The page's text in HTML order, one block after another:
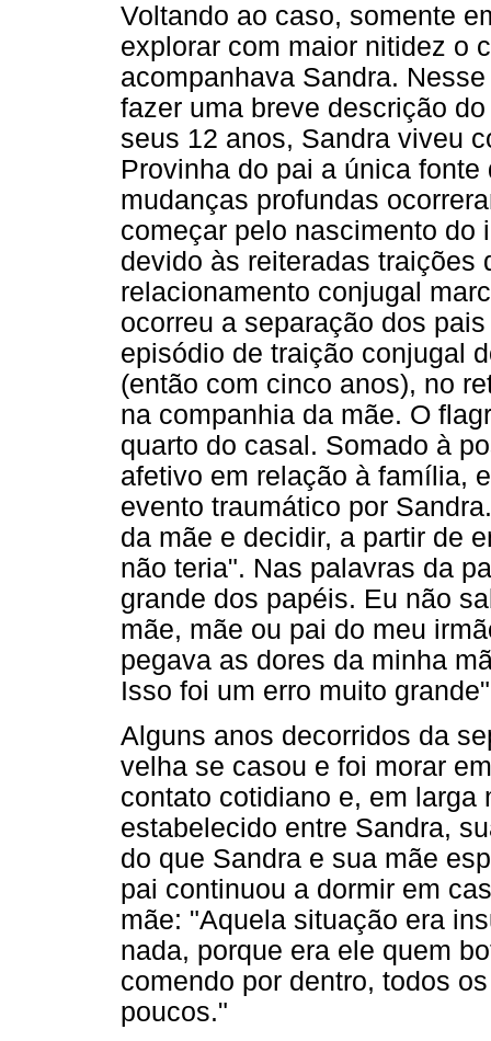
Voltando ao caso, somente
explorar com maior nitidez o
acompanhava Sandra.
fazer uma breve descrição
seus 12 anos, Sandra viveu
Provinha do pai a única
mudanças profundas
começar pelo nascimento do
devido às reiteradas traições
relacionamento conjugal
ocorreu a separação dos
episódio de traição conjugal
(então com cinco anos), no
na companhia da mãe. O
quarto do casal. Somado à
afetivo em relação à família,
evento traumático por
da mãe e decidir, a partir de
não teria". Nas palavras da
grande dos papéis. Eu não
mãe, mãe ou pai do meu
pegava as dores da minha
Isso foi um erro muito
Alguns anos decorridos da
velha se casou e foi morar
contato cotidiano e, em
estabelecido entre Sandra,
do que Sandra e sua mãe
pai continuou a dormir em
mãe: "Aquela situação era
nada, porque era ele quem
comendo por dentro, todos
poucos."